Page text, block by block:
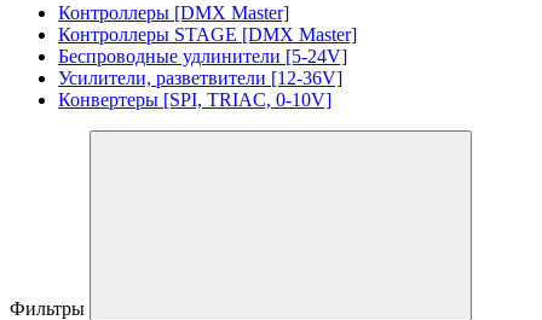
Контроллеры [DMX Master]
Контроллеры STAGE [DMX Master]
Беспроводные удлинители [5-24V]
Усилители, разветвители [12-36V]
Конвертеры [SPI, TRIAC, 0-10V]
Фильтры